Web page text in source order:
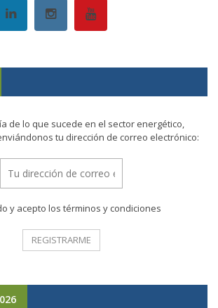
de lo que sucede en el sector energético,
tu dirección de correo electrónico:
y acepto los términos y condiciones